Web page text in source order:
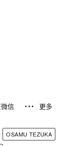
信 更多
OSAMU TEZUKA